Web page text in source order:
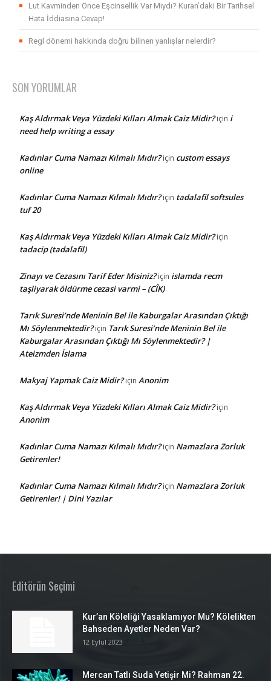
Lut Kavminden Önce Eşcinsellik Var Mıydı? Kuran’daki Bir Tarihsel
Hata İddiasına Cevap!
Regl dönemi hakkında doğru bilinen yanlışlar nelerdir?
SON YORUMLAR
Kaş Aldırmak Veya Yüzdeki Kılları Almak Caiz Midir?için i
need help writing a essay
Kadınlar Cuma Namazı Kılmalı Mıdır?için custom essays
online
Kadınlar Cuma Namazı Kılmalı Mıdır?için tadalafil softsules
tuf 20
Kaş Aldırmak Veya Yüzdeki Kılları Almak Caiz Midir?için
tadacip (tadalafil)
Zinayı ve Cezasını Tarif Eder Misiniz?için islamda recm
taşliyarak öldürme cezasi varmi – (CÎK)
Tarık Suresi’nde Meninin Bel ile Kaburgalar Arasından Çıktığı
Mı Söylenmektedir?için Tarık Suresi’nde Meninin Bel ile
Kaburgalar Arasından Çıktığı Mı Söylenmektedir? |
Ateizmden İslama
Makyaj Yapmak Caiz Midir?için Anonim
Kaş Aldırmak Veya Yüzdeki Kılları Almak Caiz Midir?için
Anonim
Kadınlar Cuma Namazı Kılmalı Mıdır?için Namazlara Zorluk
Getirenler!
Kadınlar Cuma Namazı Kılmalı Mıdır?için Namazlara Zorluk
Getirenler! | Dini Yazılar
Editörün Seçimi
Kur’an Köleliği Yasaklamıyor Mu? Kölelikten
Bahseden Ayetler Neden Var?
12 Eylül 2023
Mercan Tatlı Suda Yetişir Mi? Rahman 22.